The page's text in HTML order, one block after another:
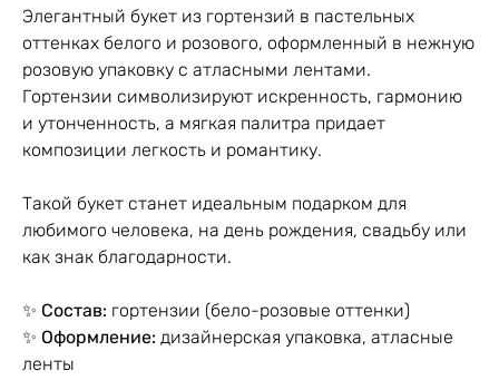
Элегантный букет из гортензий в пастельных
оттенках белого и розового, оформленный в нежную
розовую упаковку с атласными лентами.
Гортензии символизируют искренность, гармонию
и утонченность, а мягкая палитра придает
композиции легкость и романтику.
Такой букет станет идеальным подарком для
любимого человека, на день рождения, свадьбу или
как знак благодарности.
✨ Состав: гортензии (бело-розовые оттенки)
✨ Оформление: дизайнерская упаковка, атласные
ленты